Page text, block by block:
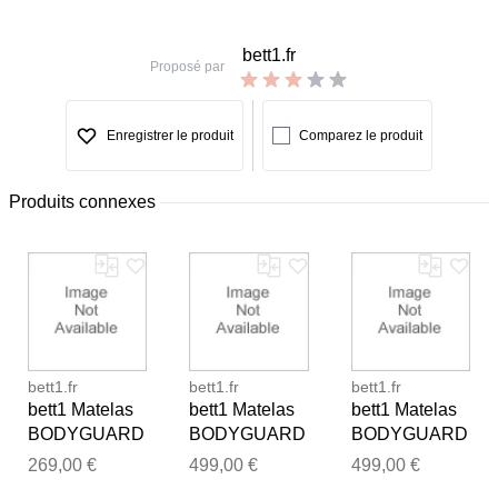
Proposé par
bett1.fr
Enregistrer le produit Comparez le produit
Produits connexes
bett1.fr
bett1 Matelas
BODYGUARD
®, fermeté
269,00 €
bett1.fr
bett1 Matelas
BODYGUARD
®, fermeté
499,00 €
bett1.fr
bett1 Matelas
BODYGUARD
®, fermeté
499,00 €